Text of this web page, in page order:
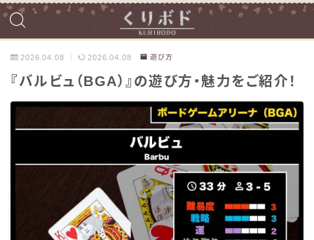
2026.04.08 2026.04.08 遊び方
『バルビュ（BGA）』の遊び方・魅力をご紹介！